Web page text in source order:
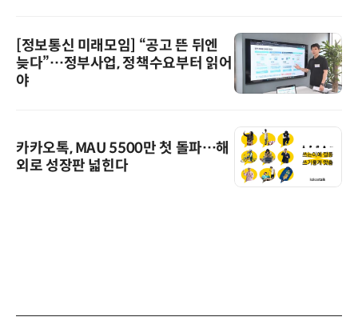
[정보통신 미래모임] “공고 뜬 뒤엔
늦다”…정부사업, 정책수요부터 읽어
야
카카오톡, MAU 5500만 첫 돌파…해
외로 성장판 넓힌다